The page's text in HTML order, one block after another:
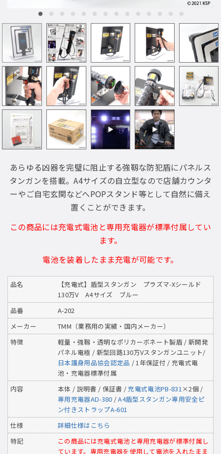
あらゆる凶器を完璧に阻止する強靱な防犯盾にパネルス
タンガンを搭載。A4サイズの自立型なので店舗カウンタ
ーやご自宅玄関などへPOPスタンド等として自然に備え
置くことができます。
この商品には充電式電池と専用充電器が標準付属してい
ます。
電池を装着したまま充電が可能です。
品名
【充電式】盾型スタンガン プラズマ-Xシールド
130万V A4サイズ ブルー
品番
A-202
メーカー
TMM（業務用の実績・国内メーカー）
特徴
軽量・強靱・透明なポリカーボネート製盾 / 新開発
パネル電極 / 新型回路130万Vスタンガンユニット/
日本護身用品協会認定品 / 1年保証付 / 充電式電
池・充電器標準付属
内容
本体 / 説明書 / 保証書 /充電式電池PB-831×2個 /
専用充電器AD-380 /A4盾型スタンガン専用安全ピ
ン付きストラップA-601
仕様
詳細仕様はこちら
特記
この商品には充電式電池と専用充電器が標準付属し
ています。専用充電器を使用して電池を入れたまま